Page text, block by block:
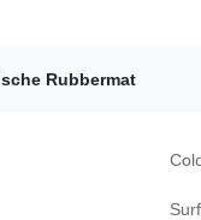
Rubbermat